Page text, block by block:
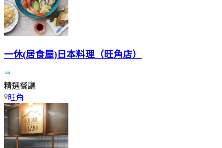
一休(居食屋)日本料理（旺角店）
精選餐廳
旺角